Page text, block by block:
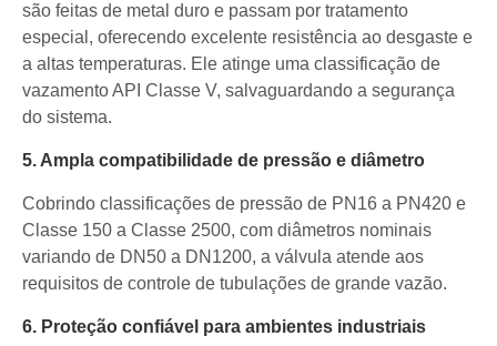
são feitas de metal duro e passam por tratamento
especial, oferecendo excelente resistência ao desgaste e
a altas temperaturas. Ele atinge uma classificação de
vazamento API Classe V, salvaguardando a segurança
do sistema.
5. Ampla compatibilidade de pressão e diâmetro
Cobrindo classificações de pressão de PN16 a PN420 e
Classe 150 a Classe 2500, com diâmetros nominais
variando de DN50 a DN1200, a válvula atende aos
requisitos de controle de tubulações de grande vazão.
6. Proteção confiável para ambientes industriais